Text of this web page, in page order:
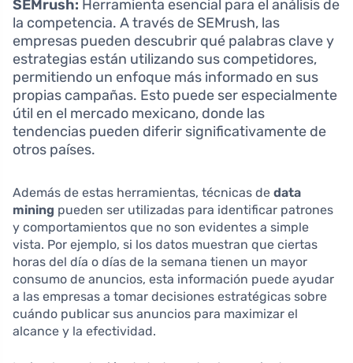
SEMrush: Herramienta esencial para el análisis de
la competencia. A través de SEMrush, las
empresas pueden descubrir qué palabras clave y
estrategias están utilizando sus competidores,
permitiendo un enfoque más informado en sus
propias campañas. Esto puede ser especialmente
útil en el mercado mexicano, donde las
tendencias pueden diferir significativamente de
otros países.
Además de estas herramientas, técnicas de data
mining pueden ser utilizadas para identificar patrones
y comportamientos que no son evidentes a simple
vista. Por ejemplo, si los datos muestran que ciertas
horas del día o días de la semana tienen un mayor
consumo de anuncios, esta información puede ayudar
a las empresas a tomar decisiones estratégicas sobre
cuándo publicar sus anuncios para maximizar el
alcance y la efectividad.